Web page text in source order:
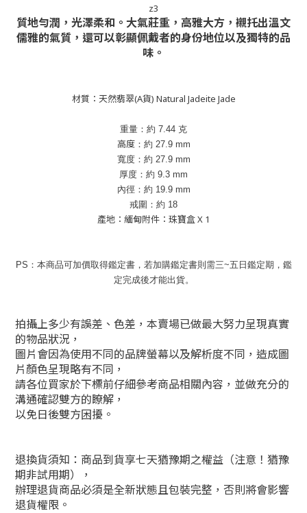
z3
質地勻潤，光澤柔和。大氣莊重，高雅大方，襯托出溫文
儒雅的氣質，還可以彰顯佩戴者的身份地位以及獨特的品
味。
材質：天然翡翠(A貨) Natural Jadeite Jade
重量：約 7.44 克
高度：約 27.9 mm
寬度：約 27.9 mm
厚度：約 9.3 mm
內徑：約 19.9 mm
戒圍 ：約 18
產地：緬甸附件：珠寶盒 X 1
PS：本商品可加價取得鑑定書，若加購鑑定書則需三~五日鑑定期，鑑
定完成後才能出貨。
拍攝上多少有誤差、色差，本賣場已做最大努力呈現真實
的物品狀況，
圖片會因為使用不同的品牌螢幕以及解析度不同，造成圖
片顏色呈現略有不同，
請各位買家於下標前仔細參考商品相關內容，並做充分的
溝通確認雙方的瞭解，
以免日後雙方困擾。
退換貨須知：商品到貨享七天猶豫期之權益（注意！猶豫
期非試用期），
辦理退貨商品必須是全新狀態且包裝完整，否則將會影響
退貨權限。